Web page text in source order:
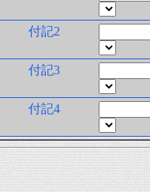
付記2
付記3
付記4